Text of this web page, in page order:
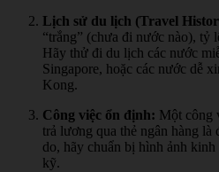
Lịch sử du lịch (Travel
“trắng” (chưa đi nước nào), tỷ
Hãy thử đi du lịch các nước
Singapore, hoặc các nước dễ
Kong.
Công việc ổn định: Một công
trả lương qua thẻ ngân hàng
do, hãy chuẩn bị hình ảnh
kỹ.